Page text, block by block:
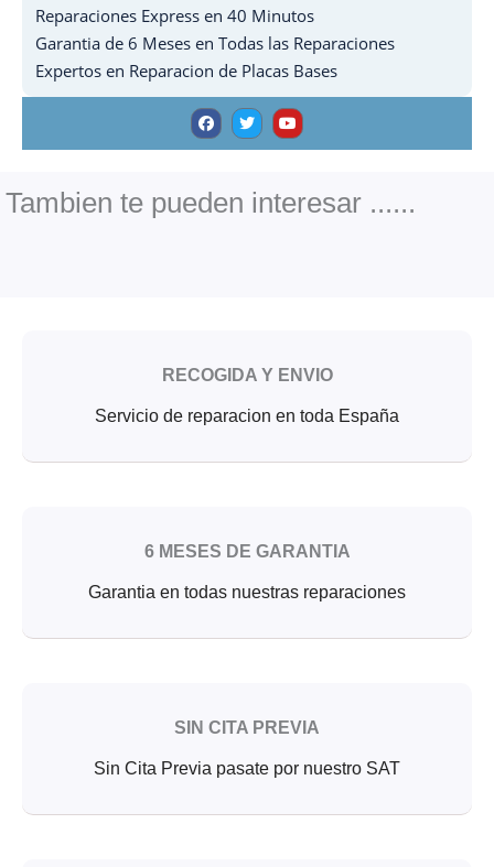
Reparaciones Express en 40 Minutos
Garantia de 6 Meses en Todas las Reparaciones
Expertos en Reparacion de Placas Bases
F
a
c
e
o
k
T
w
i
t
Y
o
u
t
e
Tambien te pueden interesar ......
RECOGIDA Y ENVIO
Servicio de reparacion en toda España
6 MESES DE GARANTIA
Garantia en todas nuestras reparaciones
SIN CITA PREVIA
Sin Cita Previa pasate por nuestro SAT